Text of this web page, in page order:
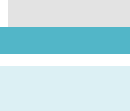
odeur, sa couleur, sa